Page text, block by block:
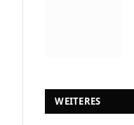
WEITERES